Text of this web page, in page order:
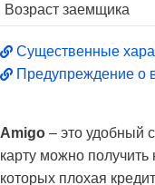
Возраст заемщика
Существенные
Предупреждение о
Amigo – это удобный
карту можно
которых плохая